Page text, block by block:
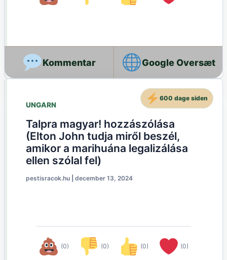
Google Oversæt
UNGARN
Talpra magyar! hozzászólása
(Elton John tudja miről beszél,
amikor a marihuána legalizálása
ellen szólal fel)
pestisracok.hu december 13, 2024
(0) (0) (0) (0)
600 dage siden